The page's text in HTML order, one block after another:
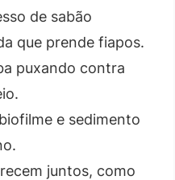
de sabão
que prende fiapos.
puxando contra
biofilme e sedimento
juntos, como